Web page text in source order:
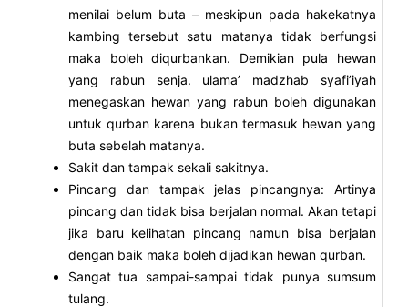
menilai belum buta – meskipun pada hakekatnya
kambing tersebut satu matanya tidak berfungsi
maka boleh diqurbankan. Demikian pula hewan
yang rabun senja. ulama’ madzhab syafi’iyah
menegaskan hewan yang rabun boleh digunakan
untuk qurban karena bukan termasuk hewan yang
buta sebelah matanya.
Sakit dan tampak sekali sakitnya.
Pincang dan tampak jelas pincangnya: Artinya
pincang dan tidak bisa berjalan normal. Akan tetapi
jika baru kelihatan pincang namun bisa berjalan
dengan baik maka boleh dijadikan hewan qurban.
Sangat tua sampai-sampai tidak punya sumsum
tulang.